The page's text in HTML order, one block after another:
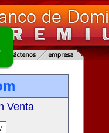
Venta